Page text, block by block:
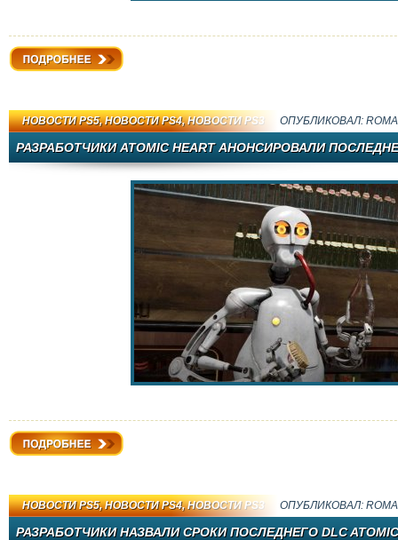
НОВОСТИ PS5,НОВОСТИ PS4,НОВОСТИ PS3 ОПУБЛИКОВАЛ:
РАЗРАБОТЧИКИ ATOMIC HEART АНОНСИРОВАЛИ
НОВОСТИ PS5,НОВОСТИ PS4,НОВОСТИ PS3 ОПУБЛИКОВАЛ:
РАЗРАБОТЧИКИ НАЗВАЛИ СРОКИ ПОСЛЕДНЕГО DLC ATOMIC